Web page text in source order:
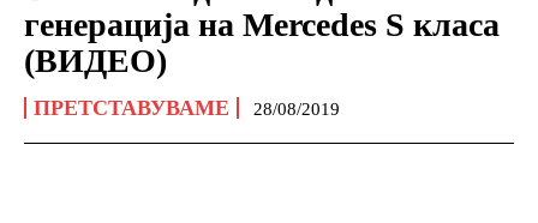
генерација на Mercedes S класа
(ВИДЕО)
ПРЕТСТАВУВАМЕ 28/08/2019